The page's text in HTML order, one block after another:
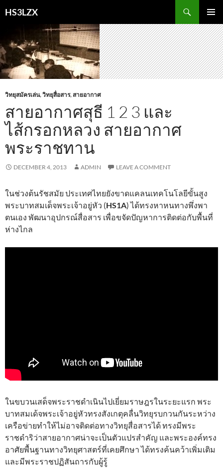
toHS3LZX
MENU
วิทยุสมัครเล่น,วิทยุสื่อสาร, สายอากาศ
สายอากาศสุธี 1 2 3 และ
ไส้กรอกหลวง สายอากาศ
พระราชทาน
DECEMBER 4, 2013 ADMIN LEAVE A COMMENT
ในช่วงต้นรัชสมัย ประเทศไทยยังขาดแคลนเทคโนโลยีขั้นสูง
พระบาทสมเด็จพระเจ้าอยู่หัว (HS1A) ได้ทรงหาหนทางพึ่งพา
ตนเอง พัฒนาอุปกรณ์สื่อสาร เพื่อขจัดปัญหาการติดต่อกับพื้นที่
ห่างไกล
ในขบวนเสด็จพระราชดำเนินไปเยี่ยมราษฎรในระยะแรก พระ
บาทสมเด้จพระเจ้าอยู่หัวทรงสังเกตุคลื่นวิทยุรบกวนกันระหว่าง
เครือข่ายทำให้ไม่อาจติดต่อทางวิทยุสื่อสารได้ ทรงมีพระ
ราชดำริว่าสายอากาศน่าจะเป็นตัวแปรสำคัญ และพระองค์ทรง
อาศัยพื้นฐานทางวิทยุศาสตร์ที่เคยศึกษา ได้ทรงค้นคว้าเพิ่มเติม
และมีพระราชปฏิสันถารกับผู้รู้